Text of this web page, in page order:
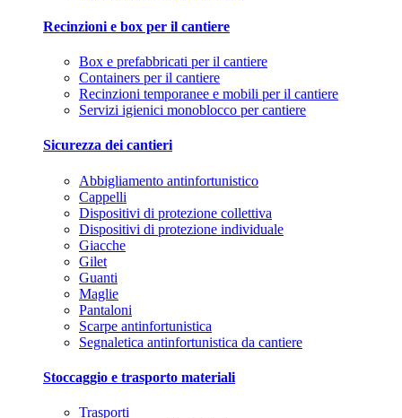
Recinzioni e box per il cantiere
Box e prefabbricati per il cantiere
Containers per il cantiere
Recinzioni temporanee e mobili per il cantiere
Servizi igienici monoblocco per cantiere
Sicurezza dei cantieri
Abbigliamento antinfortunistico
Cappelli
Dispositivi di protezione collettiva
Dispositivi di protezione individuale
Giacche
Gilet
Guanti
Maglie
Pantaloni
Scarpe antinfortunistica
Segnaletica antinfortunistica da cantiere
Stoccaggio e trasporto materiali
Trasporti